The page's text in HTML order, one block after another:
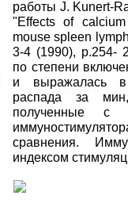
работы J. Kunert-
"Effects of
mouse spleen
3-4 (1990), p.254-
по степени
и выражалась в
распада за
полученные с
сравнения.
индексом